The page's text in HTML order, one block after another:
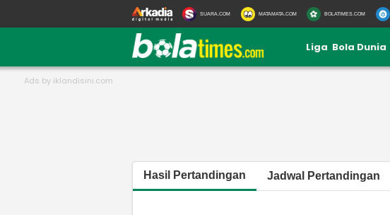
SUARA.COM MATAMATA.COM BOLATIMES.COM
Liga Bola Dunia
Hasil Pertandingan Jadwal Pertandingan